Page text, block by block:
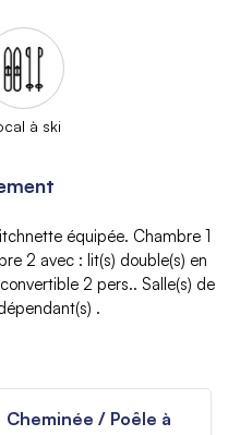
à ski
équipée Chambre 1
2 avec : lit(s) double(s) en
convertible 2 pers. Salle(s) de
Cheminée / Poêle à